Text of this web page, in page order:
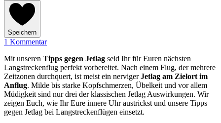
Speichern
1 Kommentar
Mit unseren Tipps gegen Jetlag seid Ihr für Euren nächsten
Langstreckenflug perfekt vorbereitet. Nach einem Flug, der mehrere
Zeitzonen durchquert, ist meist ein nervigerJetlag am Zielort im
Anflug. Milde bis starke Kopfschmerzen, Übelkeit und vor allem
Müdigkeit sind nur drei der klassischen Jetlag Auswirkungen. Wir
zeigen Euch, wie Ihr Eure innere Uhr austrickst und unsere Tipps
gegen Jetlag bei Langstreckenflügen einsetzt.